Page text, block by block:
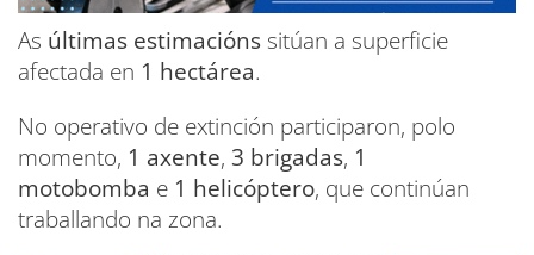
As últimas estimacións sitúan a superficie
afectada en 1 hectárea.
No operativo de extinción participaron, polo
momento, 1 axente, 3 brigadas, 1
motobomba e 1 helicóptero, que continúan
traballando na zona.